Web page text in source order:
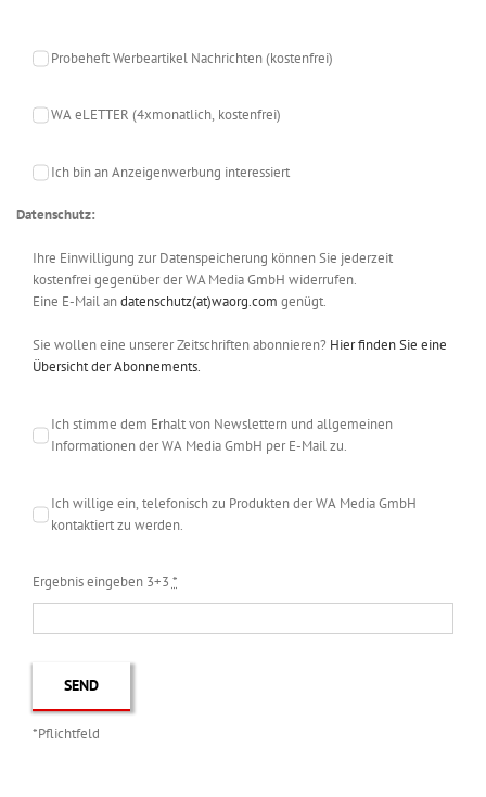
Probeheft Werbeartikel Nachrichten (kostenfrei)
WA eLETTER (4xmonatlich, kostenfrei)
Ich bin an Anzeigenwerbung interessiert
Datenschutz:
Ihre Einwilligung zur Datenspeicherung können Sie jederzeit
kostenfrei gegenüber der WA Media GmbH widerrufen.
Eine E-Mail andatenschutz(at)waorg.com genügt.
Sie wollen eine unserer Zeitschriften abonnieren? Hier finden Sie eine
Übersicht der Abonnements.
Ich stimme dem Erhalt von Newslettern und allgemeinen
Informationen der WA Media GmbH per E-Mail zu.
Ich willige ein, telefonisch zu Produkten der WA Media GmbH
kontaktiert zu werden.
Ergebnis eingeben 3+3 *
SEND
*Pflichtfeld